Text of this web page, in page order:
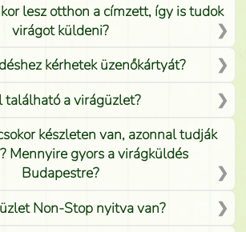
lesz otthon a címzett, így is tudok
virágot küldeni?
kérhetek üzenőkártyát?
található a virágüzlet?
készleten van, azonnal tudják
Mennyire gyors a virágküldés
Budapestre?
Non-Stop nyitva van?